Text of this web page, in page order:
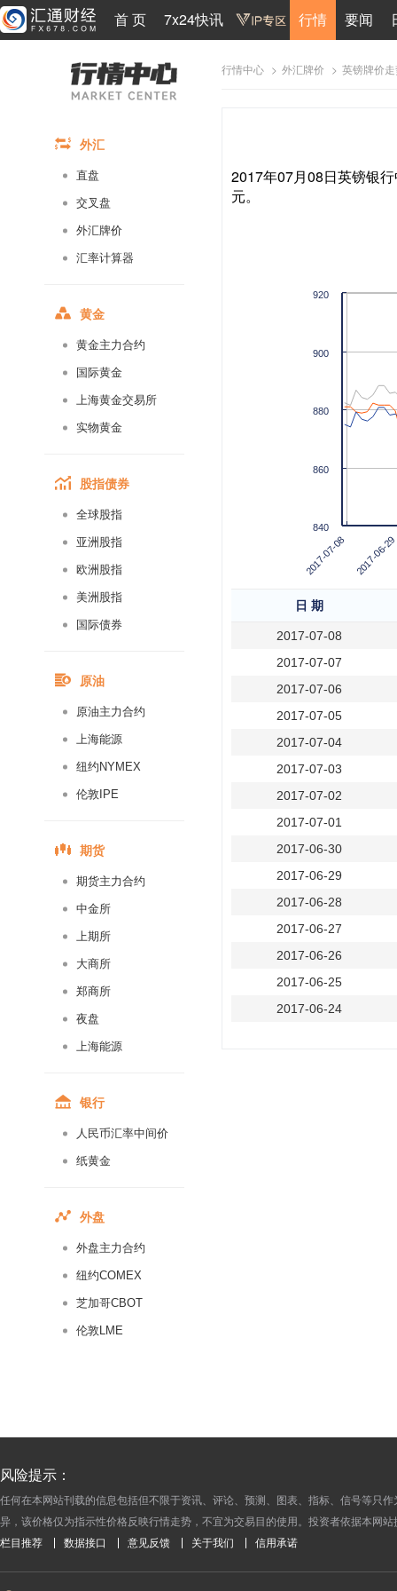
首 页 7x24快讯 行情 要闻
外汇
直盘
交叉盘
外汇牌价
汇率计算器
黄金
黄金主力合约
国际黄金
上海黄金交易所
实物黄金
股指债券
全球股指
亚洲股指
欧洲股指
美洲股指
国际债券
原油
原油主力合约
上海能源
纽约NYMEX
伦敦IPE
期货
期货主力合约
中金所
上期所
大商所
郑商所
夜盘
上海能源
银行
人民币汇率中间价
纸黄金
外盘
外盘主力合约
纽约COMEX
芝加哥CBOT
伦敦LME
行情中心 > 外汇牌价 > 英镑牌价
2017年07月08日英镑银
元。
2017-07-08 2017-06-29
840
860
880
900
920
日 期
2017-07-08
2017-07-07
2017-07-06
2017-07-05
2017-07-04
2017-07-03
2017-07-02
2017-07-01
2017-06-30
2017-06-29
2017-06-28
2017-06-27
2017-06-26
2017-06-25
2017-06-24
2017-06-08
2017-06-05
2017-06-04
风险提示：
任何在本网站刊载的信息包括但不限于资讯、评论、预测、图表、指标、信号等只
异，该价格仅为指示性价格反映行情走势，不宜为交易目的使用。投资者依据本网
栏目推荐 数据接口 意见反馈 关于我们 信用承诺